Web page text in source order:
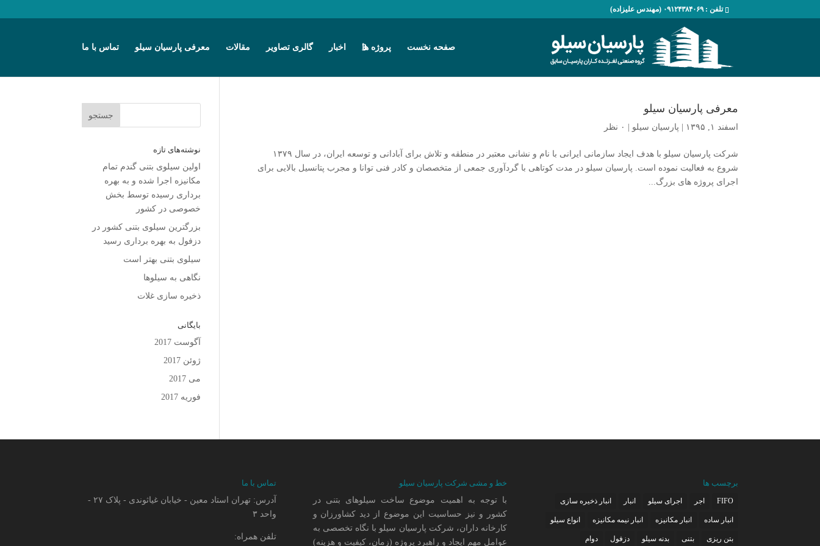
تلفن : ۰۹۱۲۴۳۸۴۰۶۹ (مهندس علیزاده)
صفحه نخست پروژه ها اخبار گالری تصاویر مقالات معرفی پارسیان سیلو تماس با ما
معرفی پارسیان سیلو
اسفند ۱, ۱۳۹۵ پارسیان سیلو ۰ نظر
شرکت پارسیان سیلو با هدف ایجاد سازمانی ایرانی با نام و نشانی معتبر در منطقه و تلاش برای آبادانی و توسعه ایران، در سال ۱۳۷۹
شروع به فعالیت نموده است. پارسیان سیلو در مدت کوتاهی با گردآوری جمعی از متخصصان و کادر فنی توانا و مجرب پتانسیل بالایی برای
اجرای پروژه های بزرگ...
نوشته‌های تازه
اولین سیلوی بتنی گندم تمام
مکانیزه اجرا شده و به بهره
برداری رسیده توسط بخش
خصوصی در کشور
بزرگترین سیلوی بتنی کشور در
دزفول به بهره برداری رسید
سیلوی بتنی بهتر است
نگاهی به سیلوها
ذخیره سازی غلات
بایگانی
آگوست 2017
ژوئن 2017
می 2017
فوریه 2017
تماس با ما
آدرس: تهران استاد معین - خیابان غیاثوندی - پلاک ۲۷ -
واحد ۳
تلفن همراه:
خط و مشی شرکت پارسیان سیلو
با توجه به اهمیت موضوع ساخت سیلوهای بتنی در
کشور و نیز حساسیت این موضوع از دید کشاورزان و
کارخانه داران، شرکت پارسیان سیلو با نگاه تخصصی به
عوامل مهم ایجاد و راهبرد پروژه (زمان، کیفیت و هزینه)
برچسب ها
FIFO اجر اجرای سیلو انبار انبار ذخیره سازی
انبار ساده انبار مکانیزه انبار نیمه مکانیزه انواع سیلو
بتن ریزی بتنی بدنه سیلو دزفول دوام